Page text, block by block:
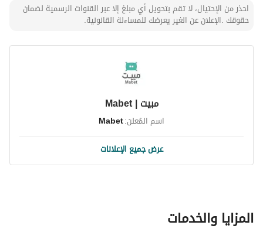
احذر من الإحتيال، لا تقم بتحويل أي مبلغ إلا عبر القنوات الرسمية لضمان
حقوقك .الإعلان عن الغير يعرضك للمساءلة القانونية.
مبيت | Mabet
اسم المُعلن:Mabet
عرض جميع الإعلانات
المزايا والخدمات